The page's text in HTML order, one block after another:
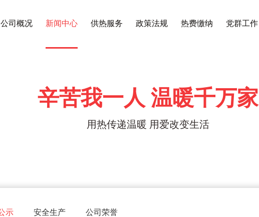
公司概况 新闻中心 供热服务 政策法规 热费缴纳 党群工作
辛苦我一人 温暖千万家
用热传递温暖 用爱改变生活
示 安全生产 公司荣誉